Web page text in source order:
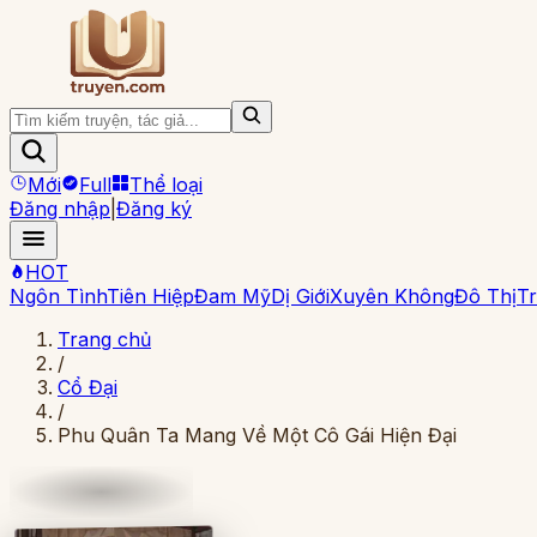
Mới Full
Thể loại
Đăng nhập Đăng ký
HOT
Ngôn TìnhTiên HiệpĐam MỹDị GiớiXuyên KhôngĐô Thị
Trang chủ
/
Cổ Đại
/
Phu Quân Ta Mang Về Một Cô Gái Hiện Đại